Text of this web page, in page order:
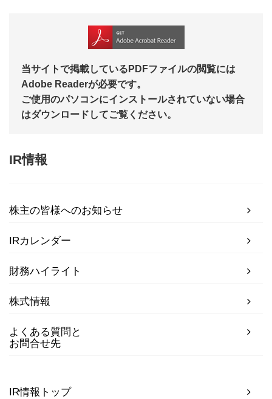
IR情報
株主の皆様へのお知らせ
IRカレンダー
財務ハイライト
株式情報
よくある質問と
お問合せ先
IR情報トップ
当サイトで掲載しているPDFファイルの閲覧には
Adobe Readerが必要です。
ご使用のパソコンにインストールされていない場合
はダウンロードしてご覧ください。